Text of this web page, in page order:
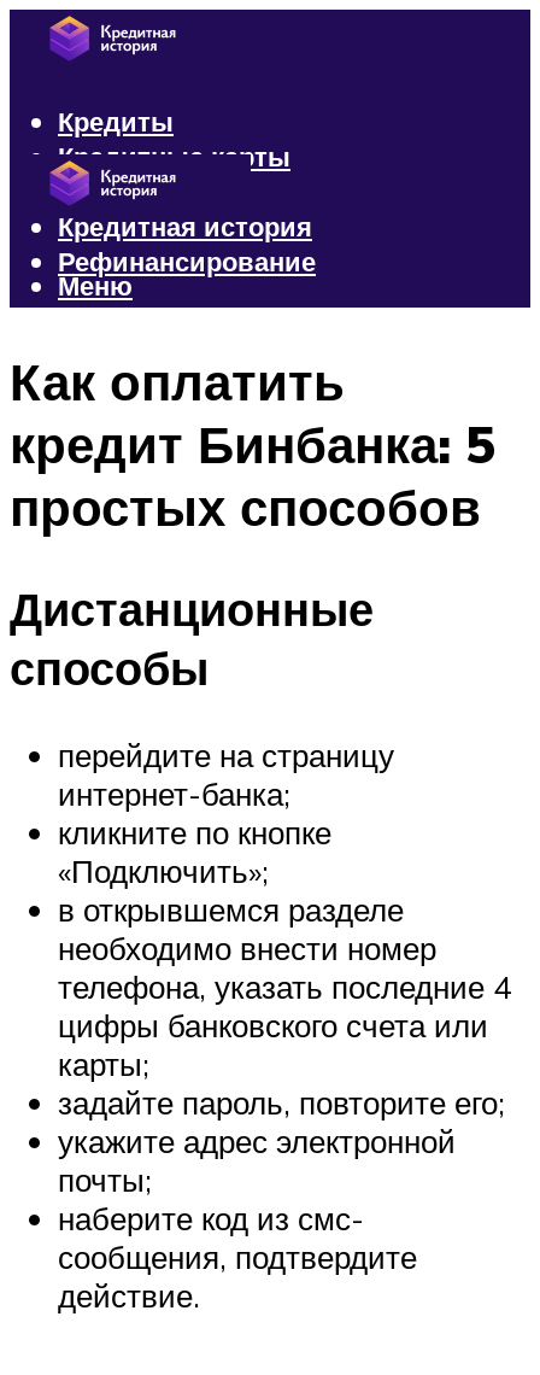
Кредиты
Кредитные карты
Микрозаймы
Кредитная история
Рефинансирование
Меню
Как оплатить
кредит Бинбанка: 5
простых способов
Дистанционные
способы
перейдите на страницу
интернет-банка;
кликните по кнопке
«Подключить»;
в открывшемся разделе
необходимо внести номер
телефона, указать последние 4
цифры банковского счета или
карты;
задайте пароль, повторите его;
укажите адрес электронной
почты;
наберите код из смс-
сообщения, подтвердите
действие.